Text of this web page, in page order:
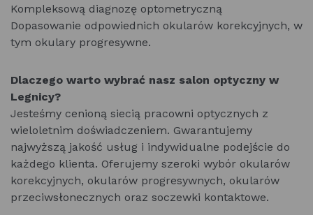
Kompleksową diagnozę optometryczną
Dopasowanie odpowiednich okularów korekcyjnych, w
tym okulary progresywne.
Dlaczego warto wybrać nasz salon optyczny w
Legnicy?
Jesteśmy cenioną siecią pracowni optycznych z
wieloletnim doświadczeniem. Gwarantujemy
najwyższą jakość usług i indywidualne podejście do
każdego klienta. Oferujemy szeroki wybór okularów
korekcyjnych, okularów progresywnych, okularów
przeciwsłonecznych oraz soczewki kontaktowe.